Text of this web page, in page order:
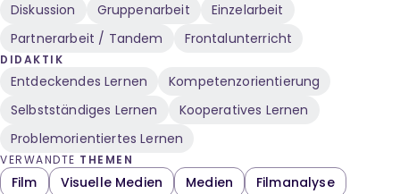
Diskussion Gruppenarbeit
Einzelarbeit
Partnerarbeit / Tandem
Frontalunterricht
DIDAKTIK
Entdeckendes Lernen
Kompetenzorientierung
Selbstständiges Lernen
Kooperatives Lernen
Problemorientiertes Lernen
VERWANDTE THEMEN
Film Visuelle Medien Medien
Filmanalyse